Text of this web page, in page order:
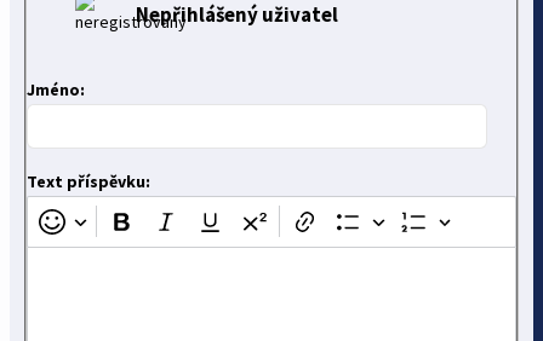
Nepřihlášený uživatel
Jméno:
Text příspěvku: